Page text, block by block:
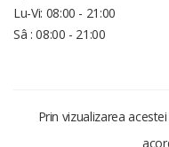
Lu-Vi: 08:00 - 21:00
Sâ : 08:00 - 21:00
Prin vizualizarea